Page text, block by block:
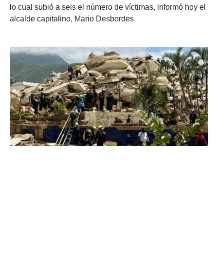
lo cual subió a seis el número de víctimas, informó hoy el
alcalde capitalino, Mario Desbordes.